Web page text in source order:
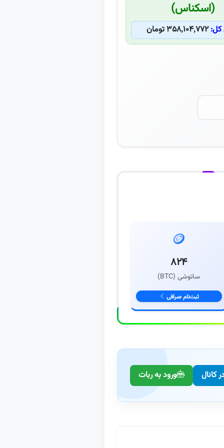
(اسکناس)
کل:۳۵۸٬۱۰۴٬۷۷۲ تومان
🪙
۸۲۴
ساتوشی (BTC)
ثبت‌نام صرافی
کانال ورود به ربات